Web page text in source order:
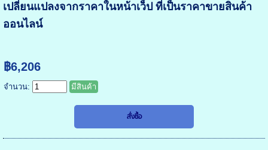
เปลี่ยนแปลงจากราคาในหน้าเว็ป ที่เป็นราคาขายสินค้า
ออนไลน์
฿6,206
จำนวน: มีสินค้า